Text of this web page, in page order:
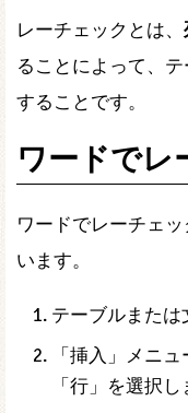
レーチェックとは、
ることによって、
することです。
ワードでレ
ワードでレーチェ
います。
テーブルまたは
「挿入」メニ
「行」を選択し